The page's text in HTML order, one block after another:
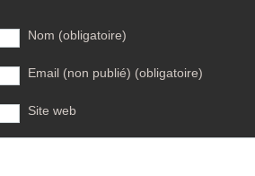
Nom (obligatoire)
Email (non publié) (obligatoire)
Site web